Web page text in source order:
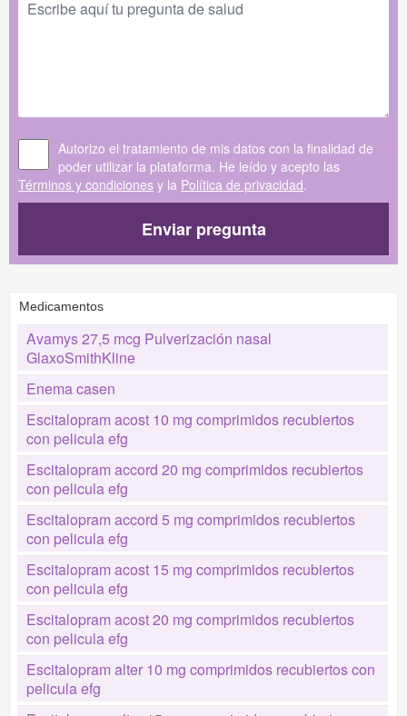
Autorizo el tratamiento de mis datos con la finalidad de
poder utilizar la plataforma. He leído y acepto las
Términos y condiciones y la Política de privacidad.
Enviar pregunta
Medicamentos
Avamys 27,5 mcg Pulverización nasal
GlaxoSmithKline
Enema casen
Escitalopram acost 10 mg comprimidos recubiertos
con pelicula efg
Escitalopram accord 20 mg comprimidos recubiertos
con pelicula efg
Escitalopram accord 5 mg comprimidos recubiertos
con pelicula efg
Escitalopram acost 15 mg comprimidos recubiertos
con pelicula efg
Escitalopram acost 20 mg comprimidos recubiertos
con pelicula efg
Escitalopram alter 10 mg comprimidos recubiertos con
pelicula efg